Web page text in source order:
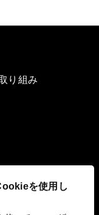
を使用し
り組み